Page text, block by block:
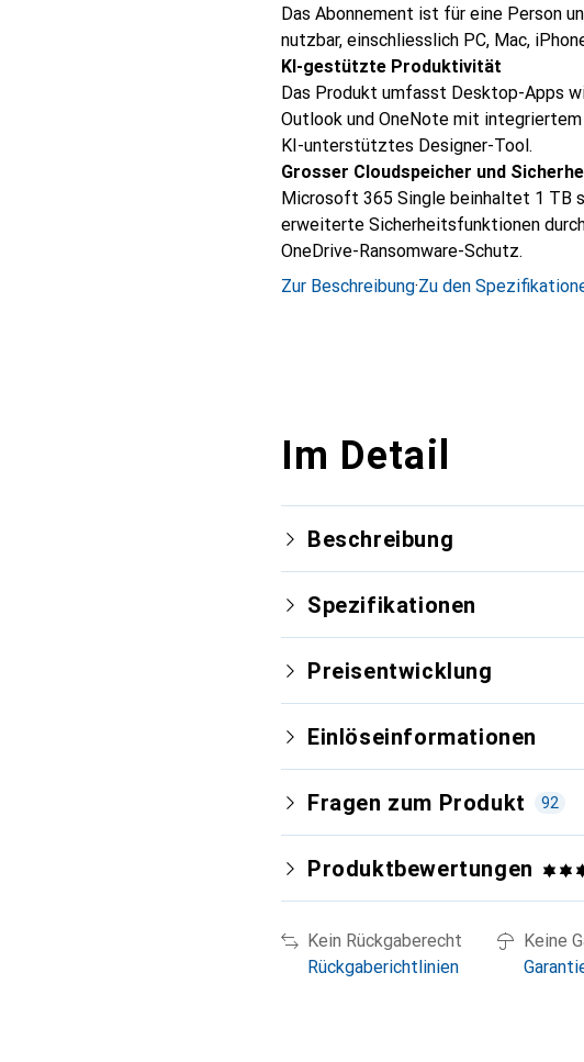
Das Abonnement ist für eine Person
nutzbar, einschliesslich PC, Mac,
KI-gestützte Produktivität
Das Produkt umfasst Desktop-Apps
Outlook und OneNote mit
KI-unterstütztes Designer-Tool.
Grosser Cloudspeicher und
Microsoft 365 Single beinhaltet 1 TB
erweiterte Sicherheitsfunktionen
OneDrive-Ransomware-Schutz.
Zur Beschreibung·Zu den
Im Detail
Beschreibung
Spezifikationen
Preisentwicklung
Einlöseinformationen
Fragen zum Produkt 92
Produktbewertungen
Kein Rückgaberecht
Rückgaberichtlinien
Keine